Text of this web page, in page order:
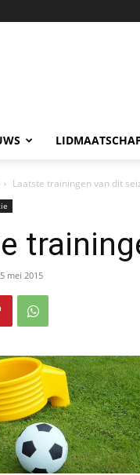
Laatste trainingen van dit
mei 2015